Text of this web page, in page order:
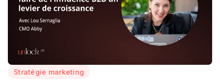
Teams
Se connecter
Rejoindre
Stratégie marketing